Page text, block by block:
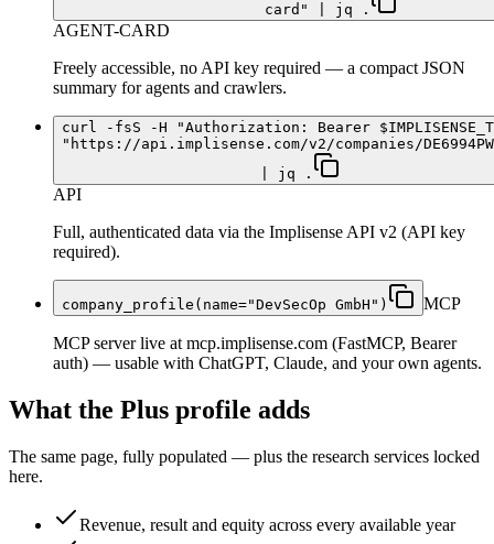
card" | jq .
AGENT-CARD
Freely accessible, no API key required — a compact JSON
summary for agents and crawlers.
curl -fsS -H "Authorization: Bearer
"https://api.implisense.com/v2/companies/
| jq .
API
Full, authenticated data via the Implisense API v2 (API key
required).
company_profile(name="DevSecOp GmbH") MCP
MCP server live at mcp.implisense.com (FastMCP, Bearer
auth) — usable with ChatGPT, Claude, and your own agents.
What the Plus profile adds
The same page, fully populated — plus the research services locked
here.
Revenue, result and equity across every available year